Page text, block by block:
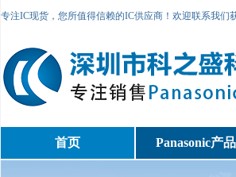
专注IC现货，您所值得信赖的IC供应商！欢迎联系我们
首页 Panasonic产